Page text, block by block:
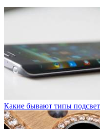
Какие бывают типы